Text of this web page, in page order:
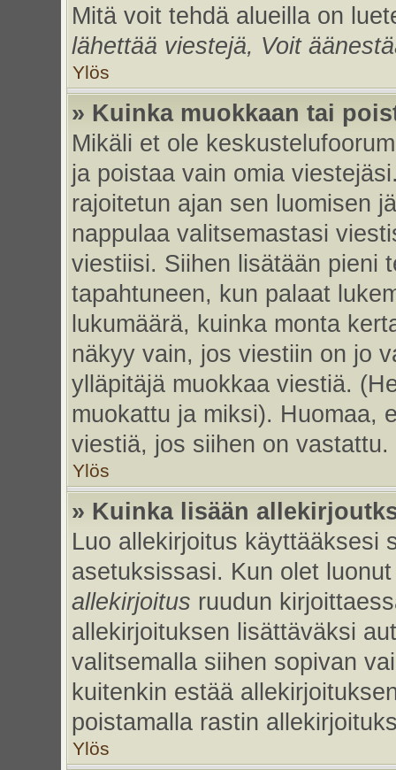
Mitä voit tehdä alueilla on
lähettää viestejä, Voit
Ylös
» Kuinka muokkaan tai
Mikäli et ole
ja poistaa vain omia
rajoitetun ajan sen luomisen
nappulaa valitsemastasi
viestiisi. Siihen lisätään pieni
tapahtuneen, kun palaat
lukumäärä, kuinka monta
näkyy vain, jos viestiin on jo
ylläpitäjä muokkaa viestiä.
muokattu ja miksi). Huomaa,
viestiä, jos siihen on vastattu.
Ylös
» Kuinka lisään
Luo allekirjoitus käyttääksesi
asetuksissasi. Kun olet
allekirjoitus ruudun
allekirjoituksen lisättäväksi
valitsemalla siihen sopivan
kuitenkin estää
poistamalla rastin
Ylös